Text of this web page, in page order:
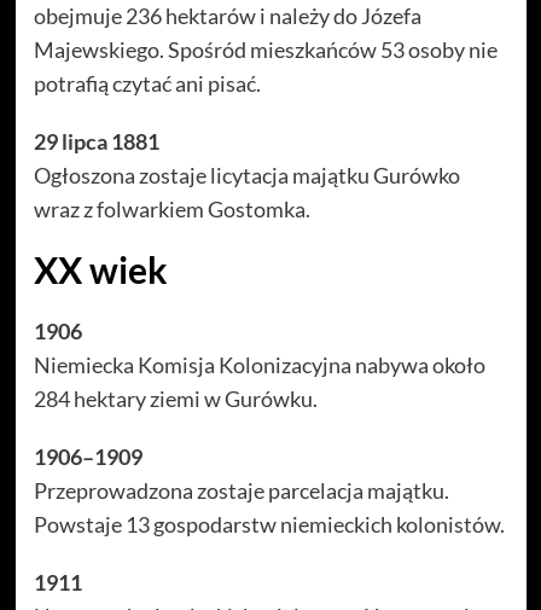
obejmuje 236 hektarów i należy do Józefa
Majewskiego. Spośród mieszkańców 53 osoby nie
potrafią czytać ani pisać.
29 lipca 1881
Ogłoszona zostaje licytacja majątku Gurówko
wraz z folwarkiem Gostomka.
XX wiek
1906
Niemiecka Komisja Kolonizacyjna nabywa około
284 hektary ziemi w Gurówku.
1906–1909
Przeprowadzona zostaje parcelacja majątku.
Powstaje 13 gospodarstw niemieckich kolonistów.
1911